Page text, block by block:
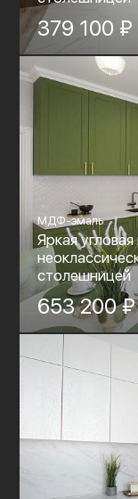
379 100 ₽
МДФ-эмаль
Яркая
столешницей
653 200 ₽